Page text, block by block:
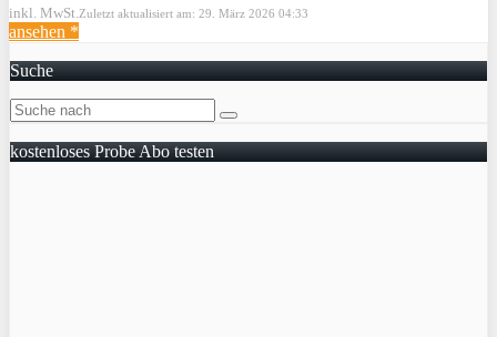
inkl. MwSt. Zuletzt aktualisiert am: 29. März 2026 04:33
ansehen *
Suche
kostenloses Probe Abo testen